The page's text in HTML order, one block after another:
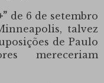
de 6 de setembro
talvez
de Paulo
mereceriam